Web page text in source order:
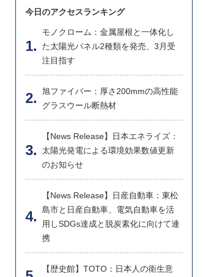
今日のアクセスランキング
モノクローム：金属屋根と一体化し
た太陽光パネル2種類を発売、3月受
注目指す
旭ファイバー：厚さ200mmの高性能
グラスウール断熱材
【News Release】日本エネライズ：
太陽光発電による環境効果数値更新
のお知らせ
【News Release】日産自動車：東松
島市と日産自動車、電気自動車を活
用しSDGs達成と脱炭素化に向けて連
携
【歴史館】TOTO：日本人の衛生意